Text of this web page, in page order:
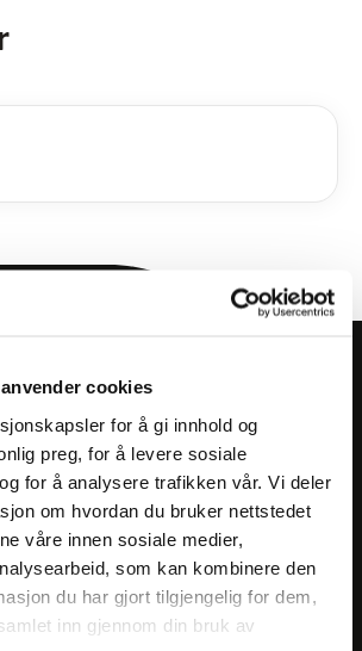
cookies
for å gi innhold og
preg, for å levere sosiale
for å analysere trafikken vår. Vi deler
om hvordan du bruker nettstedet
våre innen sosiale medier,
som kan kombinere den
du har gjort tilgjengelig for dem,
inn gjennom din bruk av
vårt nyhetsbrev!
og kampanjer.
nyhetsbrev